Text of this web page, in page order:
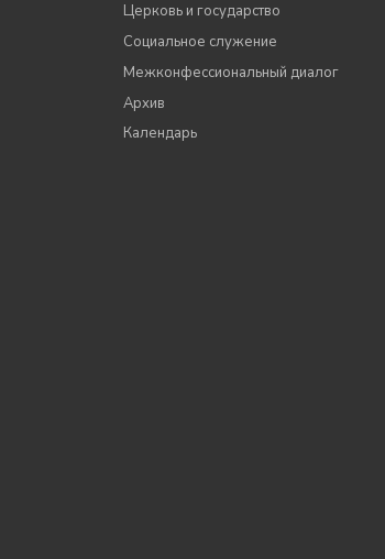
Церковь и государство
Социальное служение
Межконфессиональный диалог
Архив
Календарь